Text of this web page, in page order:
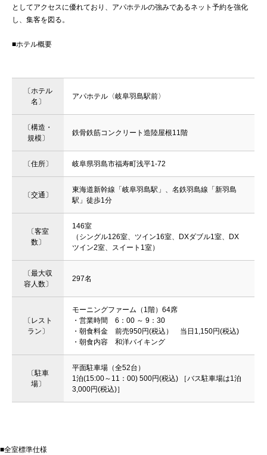
としてアクセスに優れており、アパホテルの強みであるネット予約を強化
し、集客を図る。
■ホテル概要
〔ホテル
名〕
アパホテル〈岐阜羽島駅前〉
〔構造・
規模〕
鉄骨鉄筋コンクリート造陸屋根11階
〔住所〕 岐阜県羽島市福寿町浅平1-72
〔交通〕
東海道新幹線「岐阜羽島駅」、名鉄羽島線「新羽島
駅」徒歩1分
〔客室
数〕
146室
（シングル126室、ツイン16室、DXダブル1室、DX
ツイン2室、スイート1室）
〔最大収
容人数〕
297名
〔レスト
ラン〕
モーニングファーム（1階）64席
・営業時間 6：00 ～ 9：30
・朝食料金 前売950円(税込） 当日1,150円(税込)
・朝食内容 和洋バイキング
〔駐車
場〕
平面駐車場（全52台）
1泊(15:00～11：00) 500円(税込) ［バス駐車場は1泊
3,000円(税込)］
■全室標準仕様